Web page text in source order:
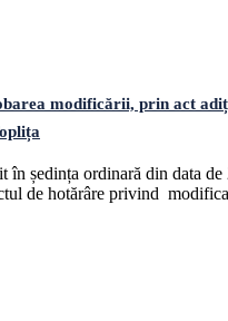
modificării, prin act
ședința ordinară din data
de hotărâre privind